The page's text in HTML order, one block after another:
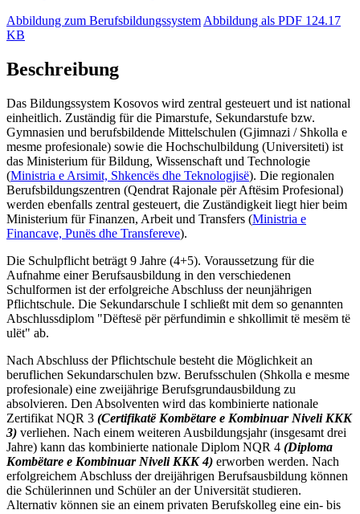
Abbildung zum Berufsbildungssystem Abbildung als PDF 124.17
KB
Beschreibung
Das Bildungssystem Kosovos wird zentral gesteuert und ist national
einheitlich. Zuständig für die Pimarstufe, Sekundarstufe bzw.
Gymnasien und berufsbildende Mittelschulen (Gjimnazi / Shkolla e
mesme profesionale) sowie die Hochschulbildung (Universiteti) ist
das Ministerium für Bildung, Wissenschaft und Technologie
(Ministria e Arsimit, Shkencës dhe Teknologjisë). Die regionalen
Berufsbildungszentren (Qendrat Rajonale për Aftësim Profesional)
werden ebenfalls zentral gesteuert, die Zuständigkeit liegt hier beim
Ministerium für Finanzen, Arbeit und Transfers (Ministria e
Financave, Punës dhe Transfereve).
Die Schulpflicht beträgt 9 Jahre (4+5). Voraussetzung für die
Aufnahme einer Berufsausbildung in den verschiedenen
Schulformen ist der erfolgreiche Abschluss der neunjährigen
Pflichtschule. Die Sekundarschule I schließt mit dem so genannten
Abschlussdiplom "Dëftesë për përfundimin e shkollimit të mesëm të
ulët" ab.
Nach Abschluss der Pflichtschule besteht die Möglichkeit an
beruflichen Sekundarschulen bzw. Berufsschulen (Shkolla e mesme
profesionale) eine zweijährige Berufsgrundausbildung zu
absolvieren. Den Absolventen wird das kombinierte nationale
Zertifikat NQR 3 (Certifikatë Kombëtare e Kombinuar Niveli KKK
3) verliehen. Nach einem weiteren Ausbildungsjahr (insgesamt drei
Jahre) kann das kombinierte nationale Diplom NQR 4 (Diploma
Kombëtare e Kombinuar Niveli KKK 4) erworben werden. Nach
erfolgreichem Abschluss der dreijährigen Berufsausbildung können
die Schülerinnen und Schüler an der Universität studieren.
Alternativ können sie an einem privaten Berufskolleg eine ein- bis